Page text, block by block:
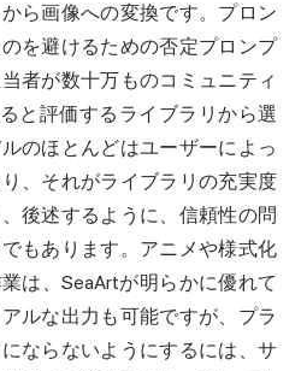
ら画像への変換です。プロン
を避けるための否定プロンプ
者が数十万ものコミュニティ
と評価するライブラリから選
のほとんどはユーザーによっ
、それがライブラリの充実度
後述するように、信頼性の問
もあります。アニメや様式化
は、SeaArtが明らかに優れて
ルな出力も可能ですが、プラ
ならないようにするには、サ